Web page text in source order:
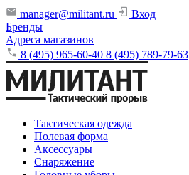
manager@militant.ru
Вход
Бренды
Адреса магазинов
8 (495) 965-60-40 8 (495) 789-79-63
Тактическая одежда
Полевая форма
Аксессуары
Снаряжение